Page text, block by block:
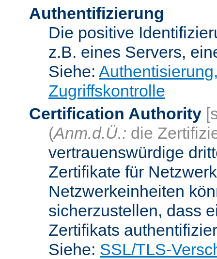
Authentifizierung
Die positive
z.B. eines Servers,
Siehe:
Zugriffskontrolle
Certification Authority
(Anm.d.Ü.: die
vertrauenswürdige
Zertifikate für
Netzwerkeinheiten
sicherzustellen, dass
Zertifikats
Siehe: SSL/TLS-